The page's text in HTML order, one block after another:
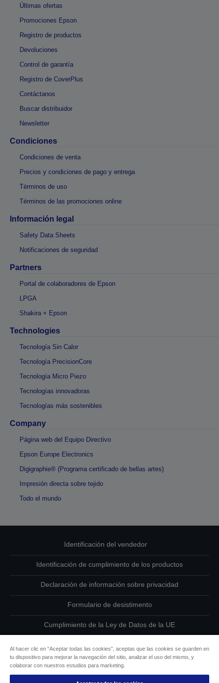
Últimas ofertas
Promociones Epson
Registro de productos
Devoluciones
Control de garantía
Registro de CoverPlus
Contáctanos
Buscar distribuidor
Newsletter
Condiciones
Condiciones de venta
Precios y condiciones de pago y entrega
Términos de uso
Términos de las promociones online
Información legal
Safety Data Sheets
Notificaciones de seguridad
Partners
Portal de colaboradores de Epson
LPGA
Shakira + Epson
Technologies
Tecnología Sin Calor
Tecnología PrecisionCore
Tecnología Micro Piezo
Tecnologías innovadoras
Tecnologías más sostenibles
Company
Página web del Equipo Directivo
Epson Europe Electronics
Digigraphie® (Programa certificado de bellas artes)
Impresión directa sobre tejido
Todo el mundo
Identificación del vendedor
Identificación de cumplimiento de los productos
Declaración de información sobre privacidad
Formulario de desistimento
Cumplimiento de la Ley de Datos de la UE
Información sobre cookies
Al hacer clic en “Aceptar todas las cookies”, aceptas que las cookies se guarden en
tu dispositivo para mejorar la navegación del sitio, analizar el uso del mismo, y
colaborar con nuestros estudios para marketing.